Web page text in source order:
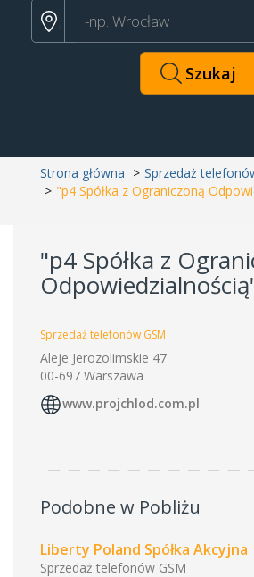
Strona główna
Sprzedaż
"p4 Spółka z Ograniczoną
"p4 Spółka z
Sprzedaż telefonów GSM
Aleje Jerozolimskie 47
00-697 Warszawa
www.projchlod.com.pl
Podobne w Pobliżu
Liberty Poland Spółka Akcyjna
Sprzedaż telefonów GSM